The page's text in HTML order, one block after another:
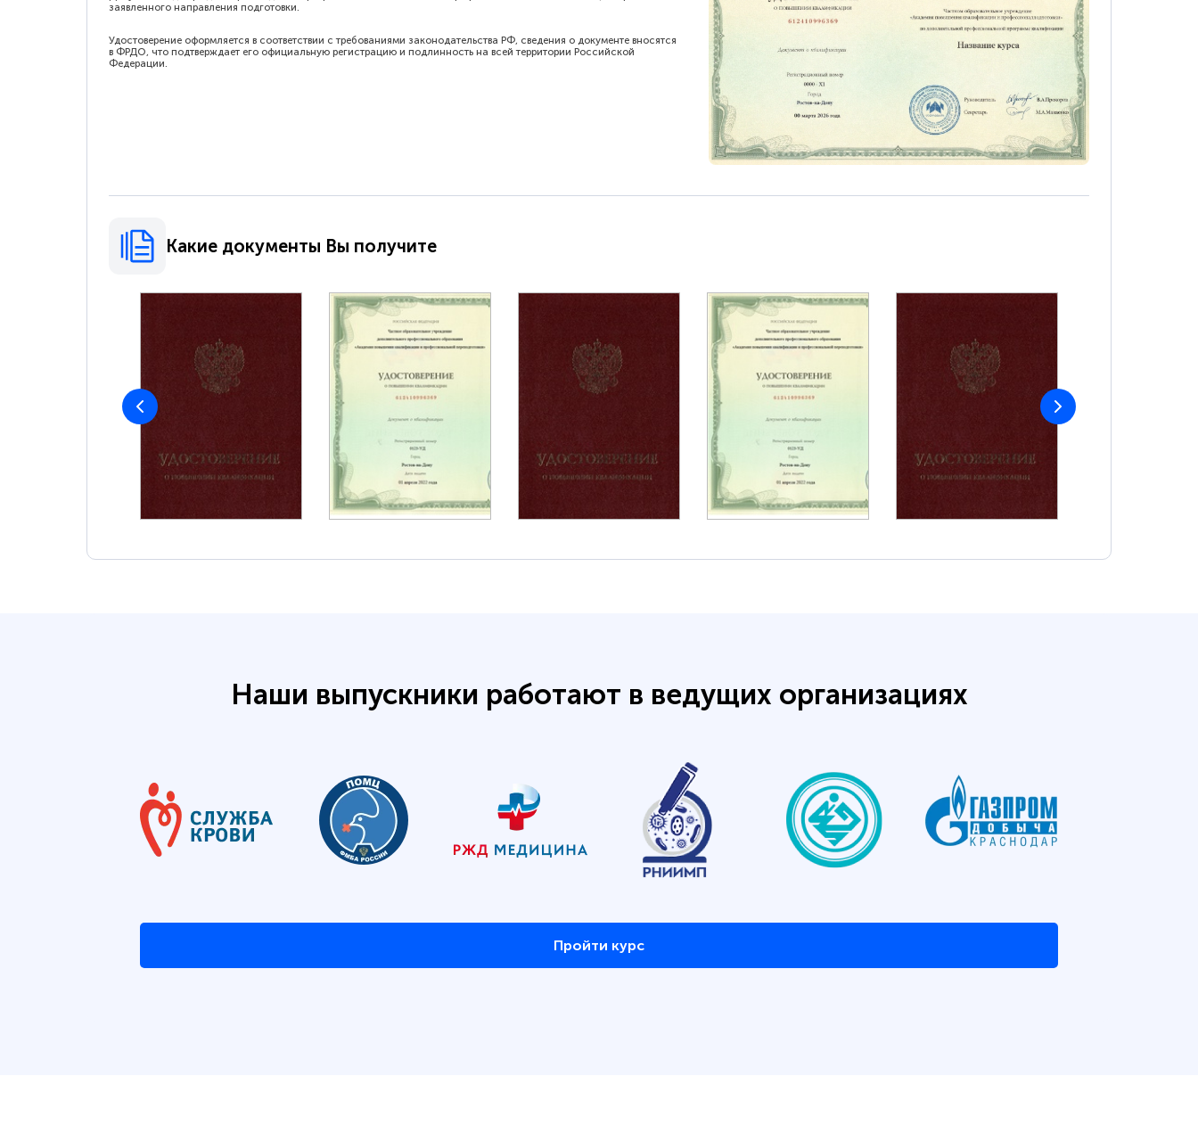
заявленного направления подготовки.
Удостоверение оформляется в соответствии с требованиями законодательства РФ, сведения о документе вносятся
в ФРДО, что подтверждает его официальную регистрацию и подлинность на всей территории Российской
Федерации.
Какие документы Вы получите
Наши выпускники работают в ведущих организациях
Пройти курс